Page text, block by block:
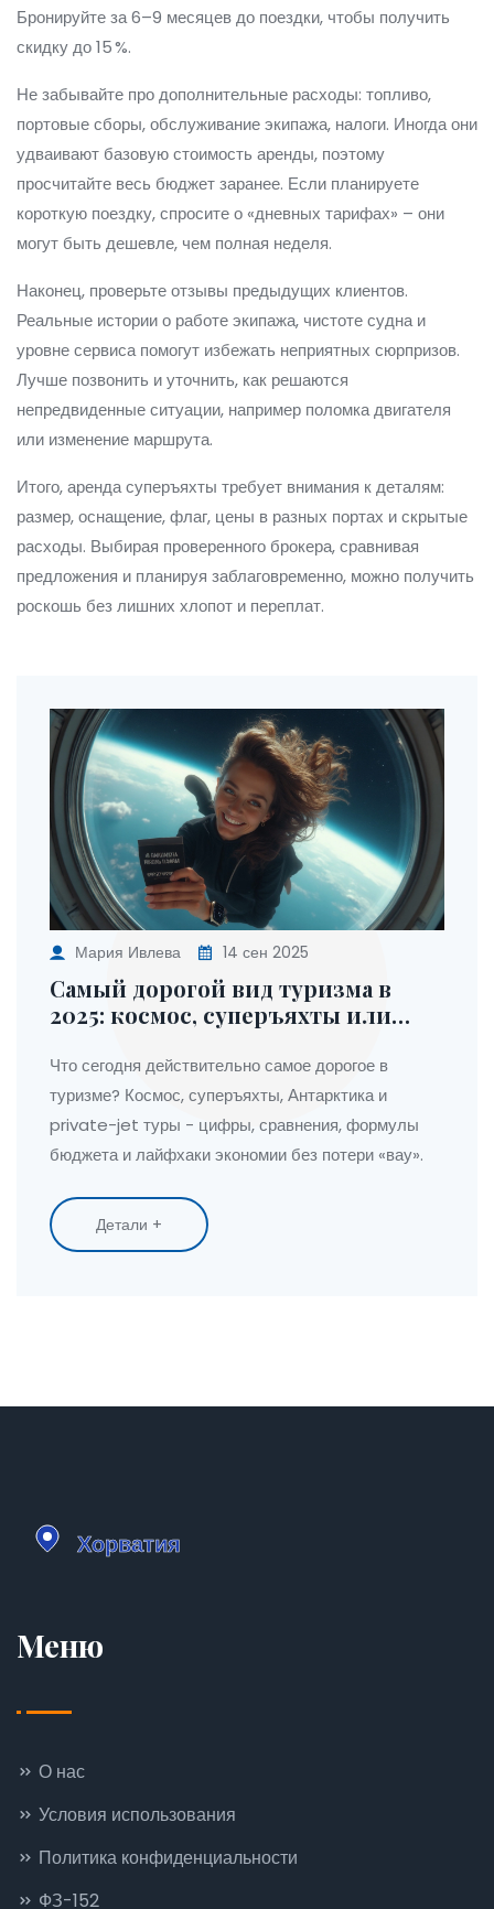
Бронируйте за 6–9 месяцев до поездки, чтобы получить
скидку до 15 %.
Не забывайте про дополнительные расходы: топливо,
портовые сборы, обслуживание экипажа, налоги. Иногда они
удваивают базовую стоимость аренды, поэтому
просчитайте весь бюджет заранее. Если планируете
короткую поездку, спросите о «дневных тарифах» – они
могут быть дешевле, чем полная неделя.
Наконец, проверьте отзывы предыдущих клиентов.
Реальные истории о работе экипажа, чистоте судна и
уровне сервиса помогут избежать неприятных сюрпризов.
Лучше позвонить и уточнить, как решаются
непредвиденные ситуации, например поломка двигателя
или изменение маршрута.
Итого, аренда суперъяхты требует внимания к деталям:
размер, оснащение, флаг, цены в разных портах и скрытые
расходы. Выбирая проверенного брокера, сравнивая
предложения и планируя заблаговременно, можно получить
роскошь без лишних хлопот и переплат.
Мария Ивлева 14 сен 2025
Самый дорогой вид туризма в
2025: космос, суперъяхты или
Что сегодня действительно самое дорогое в
туризме? Космос, суперъяхты, Антарктика и
private-jet туры - цифры, сравнения, формулы
бюджета и лайфхаки экономии без потери «вау».
Детали +
Меню
О нас
Условия использования
Политика конфиденциальности
ФЗ-152